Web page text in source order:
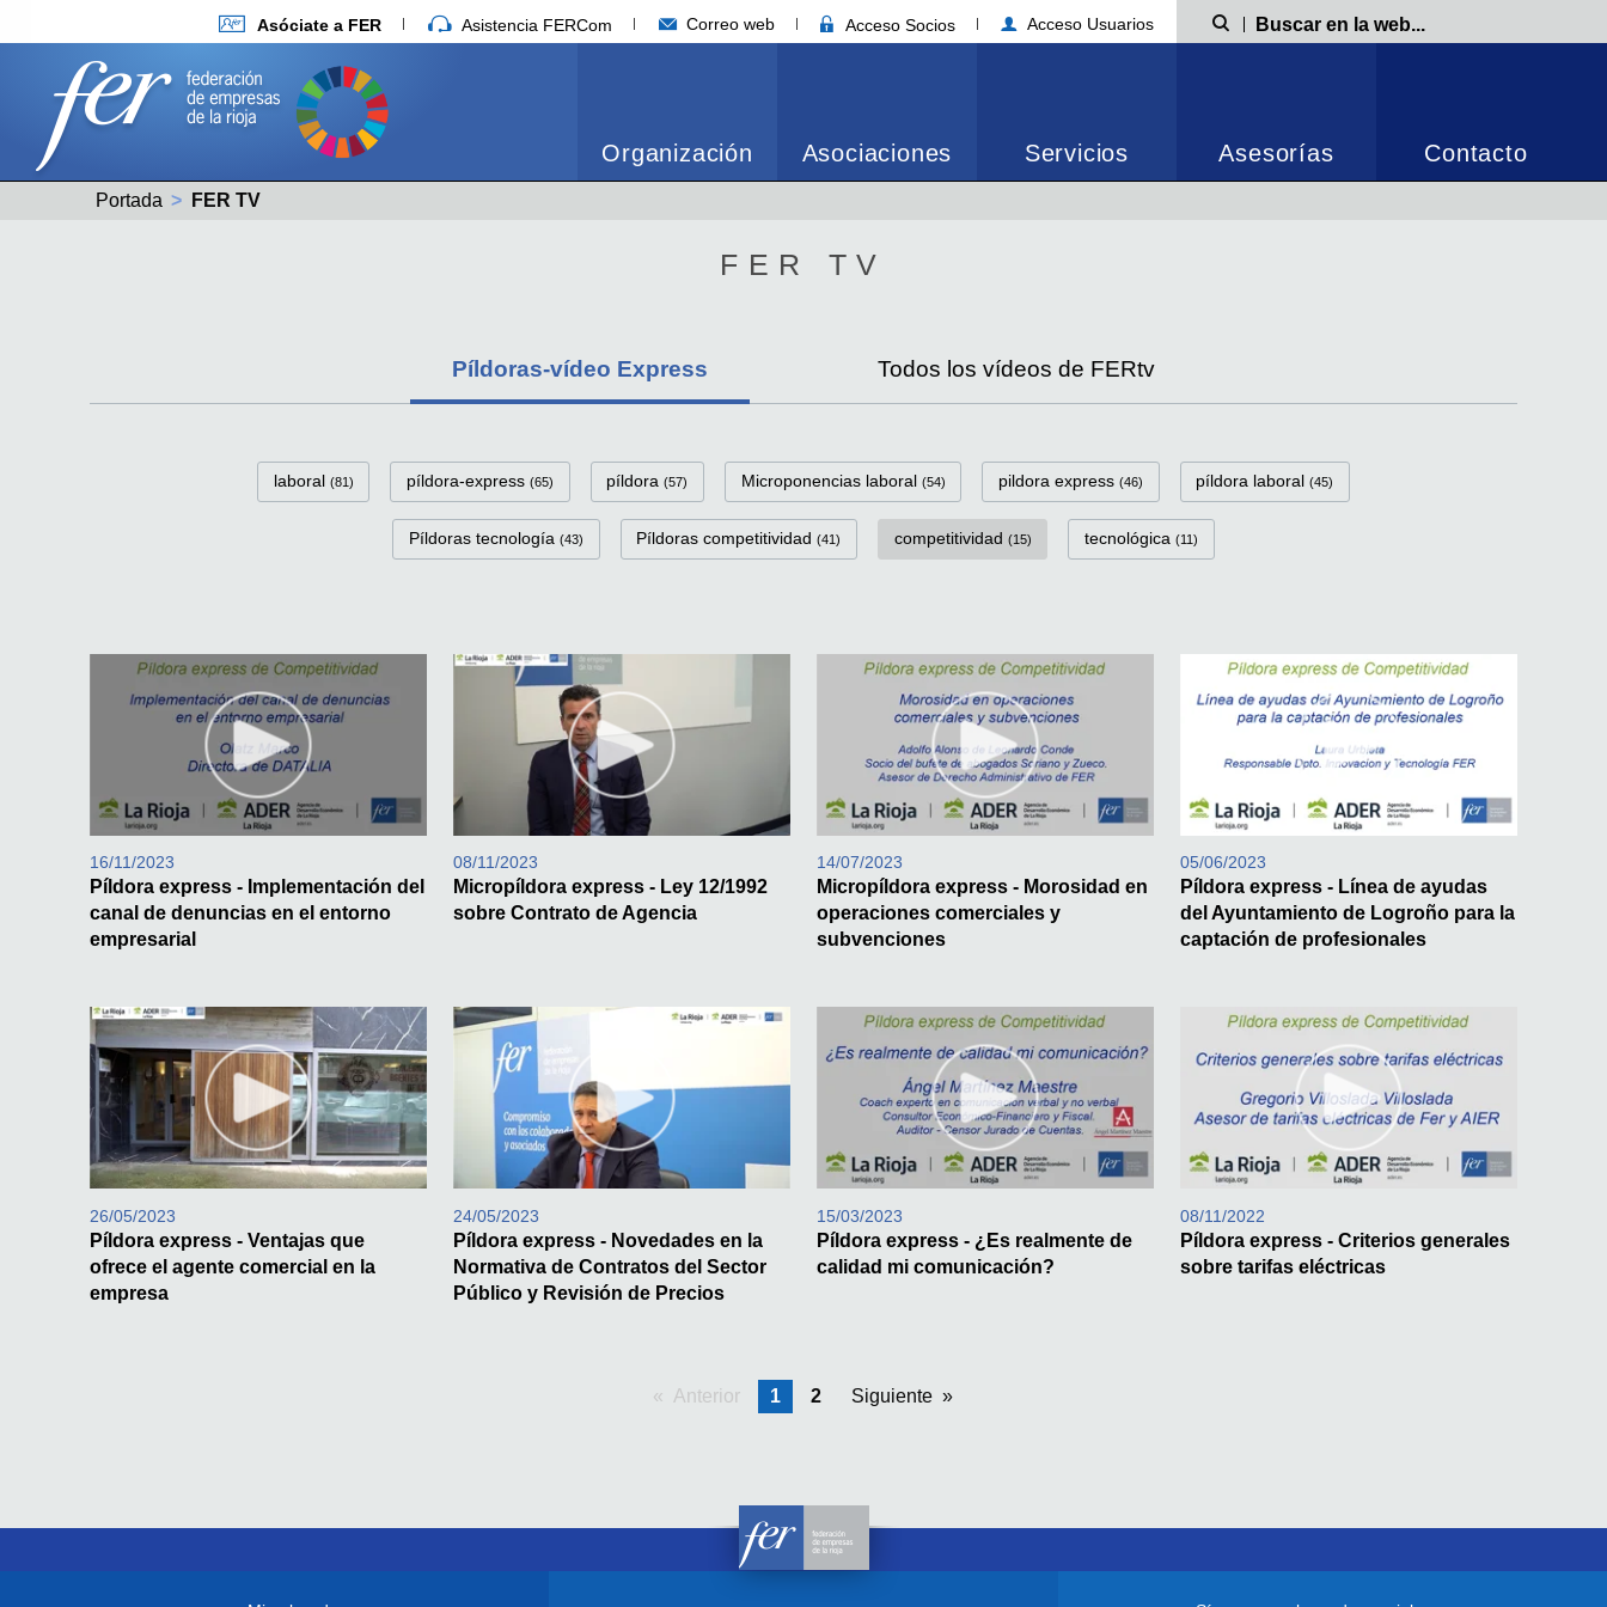
Asóciate a FER Asistencia FERCom Correo web Acceso Socios Acceso Usuarios Búsqueda
Organización Asociaciones Servicios Asesorías Contacto
Portada Actual:
FER TV
FER TV
Píldoras-vídeo Express Todos los vídeos de FERtv
FerTv Píldoras-vídeo Express Categorías
laboral (81) píldora-express (65) píldora (57) Microponencias laboral (54) pildora express (46) píldora laboral (45)
Píldoras tecnología (43) Píldoras competitividad (41) competitividad (15) tecnológica (11)
16/11/2023
Píldora express - Implementación del
canal de denuncias en el entorno
empresarial
08/11/2023
Micropíldora express - Ley 12/1992
sobre Contrato de Agencia
14/07/2023
Micropíldora express - Morosidad en
operaciones comerciales y
subvenciones
05/06/2023
Píldora express - Línea de ayudas
del Ayuntamiento de Logroño para la
captación de profesionales
26/05/2023
Píldora express - Ventajas que
ofrece el agente comercial en la
empresa
24/05/2023
Píldora express - Novedades en la
Normativa de Contratos del Sector
Público y Revisión de Precios
15/03/2023
Píldora express - ¿Es realmente de
calidad mi comunicación?
08/11/2022
Píldora express - Criterios generales
sobre tarifas eléctricas
Anterior paginaEstás en la pagina
1 2 Siguiente